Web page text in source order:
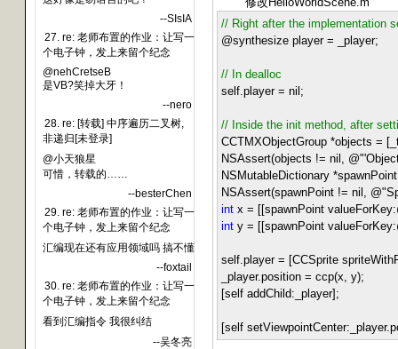
--SIsIA
27. re: 老师布置的作业：让写一
个电子钟，发上来留个纪念
@nehCretseB
是VB?笑掉大牙！
--nero
28. re: [转载] 中序遍历二叉树,
非递归[未登录]
@小天狼星
可惜，转载的……
--besterChen
29. re: 老师布置的作业：让写一
个电子钟，发上来留个纪念
汇编现在还有应用领域吗 搞不懂
--foxtail
30. re: 老师布置的作业：让写一
个电子钟，发上来留个纪念
看到汇编指令 我很纠结
--吴冬亮
// Right after the implementation
@synthesize player = _player;
// In dealloc
self.player = nil;
// Inside the init method, after
CCTMXObjectGroup *objects =
NSAssert(objects != nil, @"
NSMutableDictionary *
NSAssert(spawnPoint != nil, @"
int x = [[spawnPoint valueForKey:
int y = [[spawnPoint valueForKey:
self.player = [CCSprite
_player.position = ccp(x, y);
[self addChild:_player];
[self